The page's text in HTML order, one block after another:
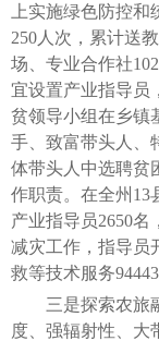
上实施绿色防控
250人次，累计送
场、专业合作社
宜设置产业指导员
贫领导小组在乡镇
手、致富带头人、
体带头人中选聘贫
作职责。在全州13
产业指导员2650名
减灾工作，指导员
救等技术服务94443
三是探索农旅融
度、强辐射性、大